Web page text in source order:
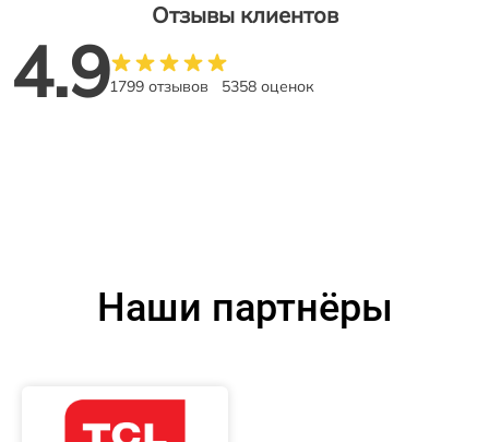
Отзывы клиентов
4.91799 отзывов 5358 оценок
Наши партнёры